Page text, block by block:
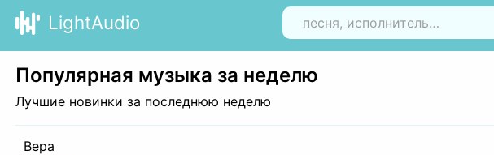
LightAudio
Популярная музыка за неделю
Лучшие новинки за последнюю неделю
Вера